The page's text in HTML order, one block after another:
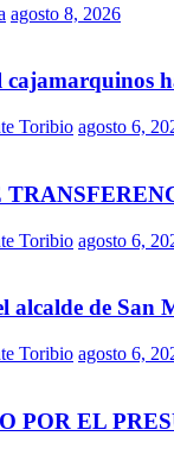
agosto 8, 2026
cajamarquinos
Toribio agosto 6,
Toribio agosto 6,
alcalde de San
Toribio agosto 6,
POR EL